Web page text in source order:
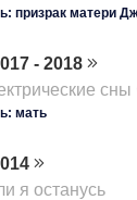
призрак матери
- 2018
мать
я останусь